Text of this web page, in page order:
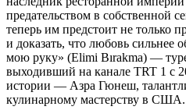
предательством в собственной
теперь им предстоит не только
и доказать, что любовь сильнее
мою руку» (Elimi Bırakma) —
выходивший на канале TRT 1 с
истории — Азра Гюнеш,
кулинарному мастерству в